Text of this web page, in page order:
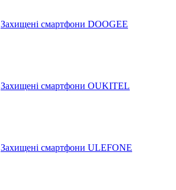
Захищені смартфони DOOGEE
Захищені смартфони OUKITEL
Захищені смартфони ULEFONE